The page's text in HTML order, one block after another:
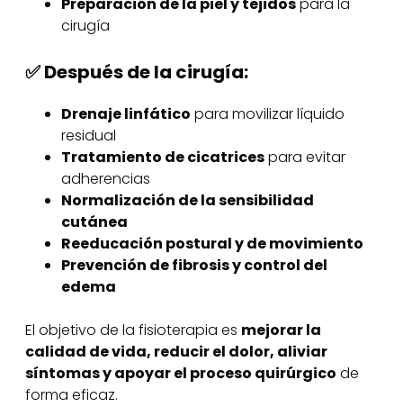
Preparación de la piel y tejidospara la
cirugía
✅ Después de la cirugía:
Drenaje linfático para movilizar líquido
residual
Tratamiento de cicatricespara evitar
adherencias
Normalización de la sensibilidad
cutánea
Reeducación postural y de movimiento
Prevención de fibrosis y control del
edema
El objetivo de la fisioterapia es mejorar la
calidad de vida, reducir el dolor, aliviar
síntomas y apoyar el proceso quirúrgico de
forma eficaz.